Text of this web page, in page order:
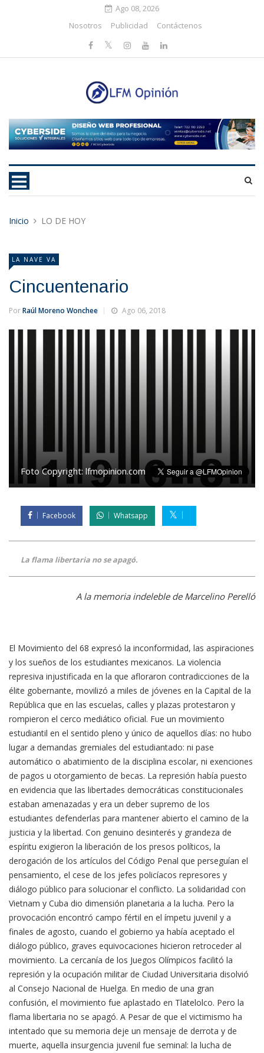
Ago 08, 2026
Nosotros
Publicidad Contáctenos
Inicio LO DE HOY
LA NAVE VA
Cincuentenario
PorRaúl Moreno Wonchee Ago 06, 2018
Foto Copyright: lfmopinion.com
Facebook Whatsapp
La flama libertaria no se apagó.
A la memoria indeleble de Marcelino Perelló
El Movimiento del 68 expresó la inconformidad, las aspiraciones
y los sueños de los estudiantes mexicanos. La violencia
represiva injustificada en la que afloraron contradicciones de la
élite gobernante, movilizó a miles de jóvenes en la Capital de la
República que en las escuelas, calles y plazas protestaron y
rompieron el cerco mediático oficial. Fue un movimiento
estudiantil en el sentido pleno y único de aquellos días: no hubo
lugar a demandas gremiales del estudiantado: ni pase
automático o abatimiento de la disciplina escolar, ni exenciones
de pagos u otorgamiento de becas. La represión había puesto
en evidencia que las libertades democráticas constitucionales
estaban amenazadas y era un deber supremo de los
estudiantes defenderlas para mantener abierto el camino de la
justicia y la libertad. Con genuino desinterés y grandeza de
espíritu exigieron la liberación de los presos políticos, la
derogación de los artículos del Código Penal que perseguían el
pensamiento, el cese de los jefes policíacos represores y
diálogo público para solucionar el conflicto. La solidaridad con
Vietnam y Cuba dio dimensión planetaria a la lucha. Pero la
provocación encontró campo fértil en el ímpetu juvenil y a
finales de agosto, cuando el gobierno ya había aceptado el
diálogo público, graves equivocaciones hicieron retroceder al
movimiento. La cercanía de los Juegos Olímpicos facilitó la
represión y la ocupación militar de Ciudad Universitaria disolvió
al Consejo Nacional de Huelga. En medio de una gran
confusión, el movimiento fue aplastado en Tlatelolco. Pero la
flama libertaria no se apagó. A Pesar de que el victimismo ha
intentado que su memoria deje un mensaje de derrota y de
muerte, aquella insurgencia juvenil fue seminal: la lucha de